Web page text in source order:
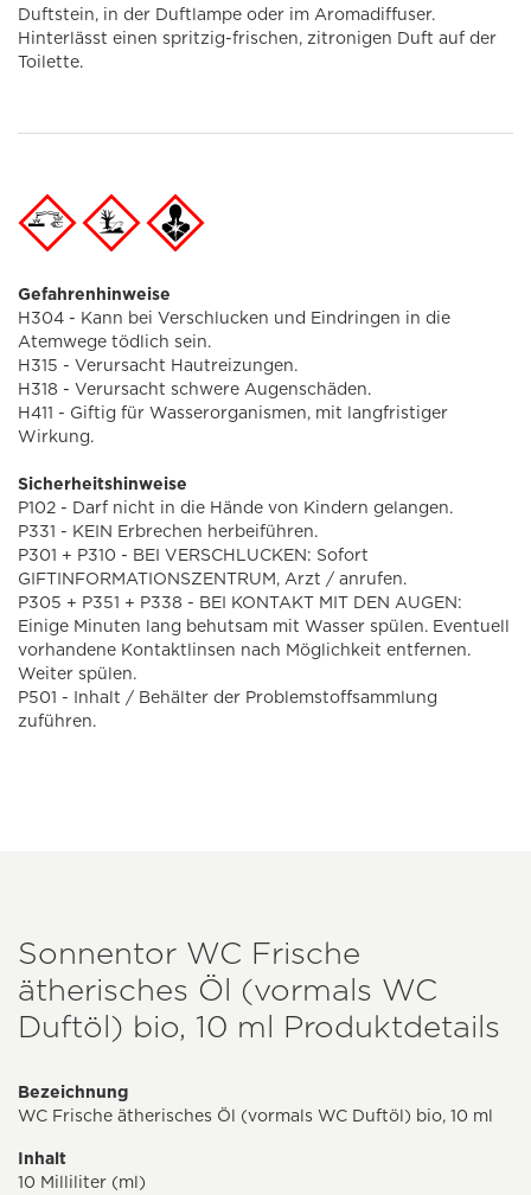
Duftstein, in der Duftlampe oder im Aromadiffuser.
Hinterlässt einen spritzig-frischen, zitronigen Duft auf der
Toilette.
Gefahrenhinweise
H304 - Kann bei Verschlucken und Eindringen in die
Atemwege tödlich sein.
H315 - Verursacht Hautreizungen.
H318 - Verursacht schwere Augenschäden.
H411 - Giftig für Wasserorganismen, mit langfristiger
Wirkung.
Sicherheitshinweise
P102 - Darf nicht in die Hände von Kindern gelangen.
P331 - KEIN Erbrechen herbeiführen.
P301 + P310 - BEI VERSCHLUCKEN: Sofort
GIFTINFORMATIONSZENTRUM, Arzt / anrufen.
P305 + P351 + P338 - BEI KONTAKT MIT DEN AUGEN:
Einige Minuten lang behutsam mit Wasser spülen. Eventuell
vorhandene Kontaktlinsen nach Möglichkeit entfernen.
Weiter spülen.
P501 - Inhalt / Behälter der Problemstoffsammlung
zuführen.
Sonnentor WC Frische
ätherisches Öl (vormals WC
Duftöl) bio, 10 ml Produktdetails
Bezeichnung
WC Frische ätherisches Öl (vormals WC Duftöl) bio, 10 ml
Inhalt
10 Milliliter (ml)